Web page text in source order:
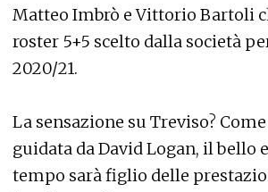
Matteo Imbrò e Vittorio Bartoli
roster 5+5 scelto dalla società
2020/21.
La sensazione su Treviso?
guidata da David Logan, il bello
tempo sarà figlio delle